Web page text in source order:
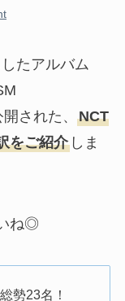
たアルバム
された、 NCT
をご紹介しま
ね◎
勢23名！